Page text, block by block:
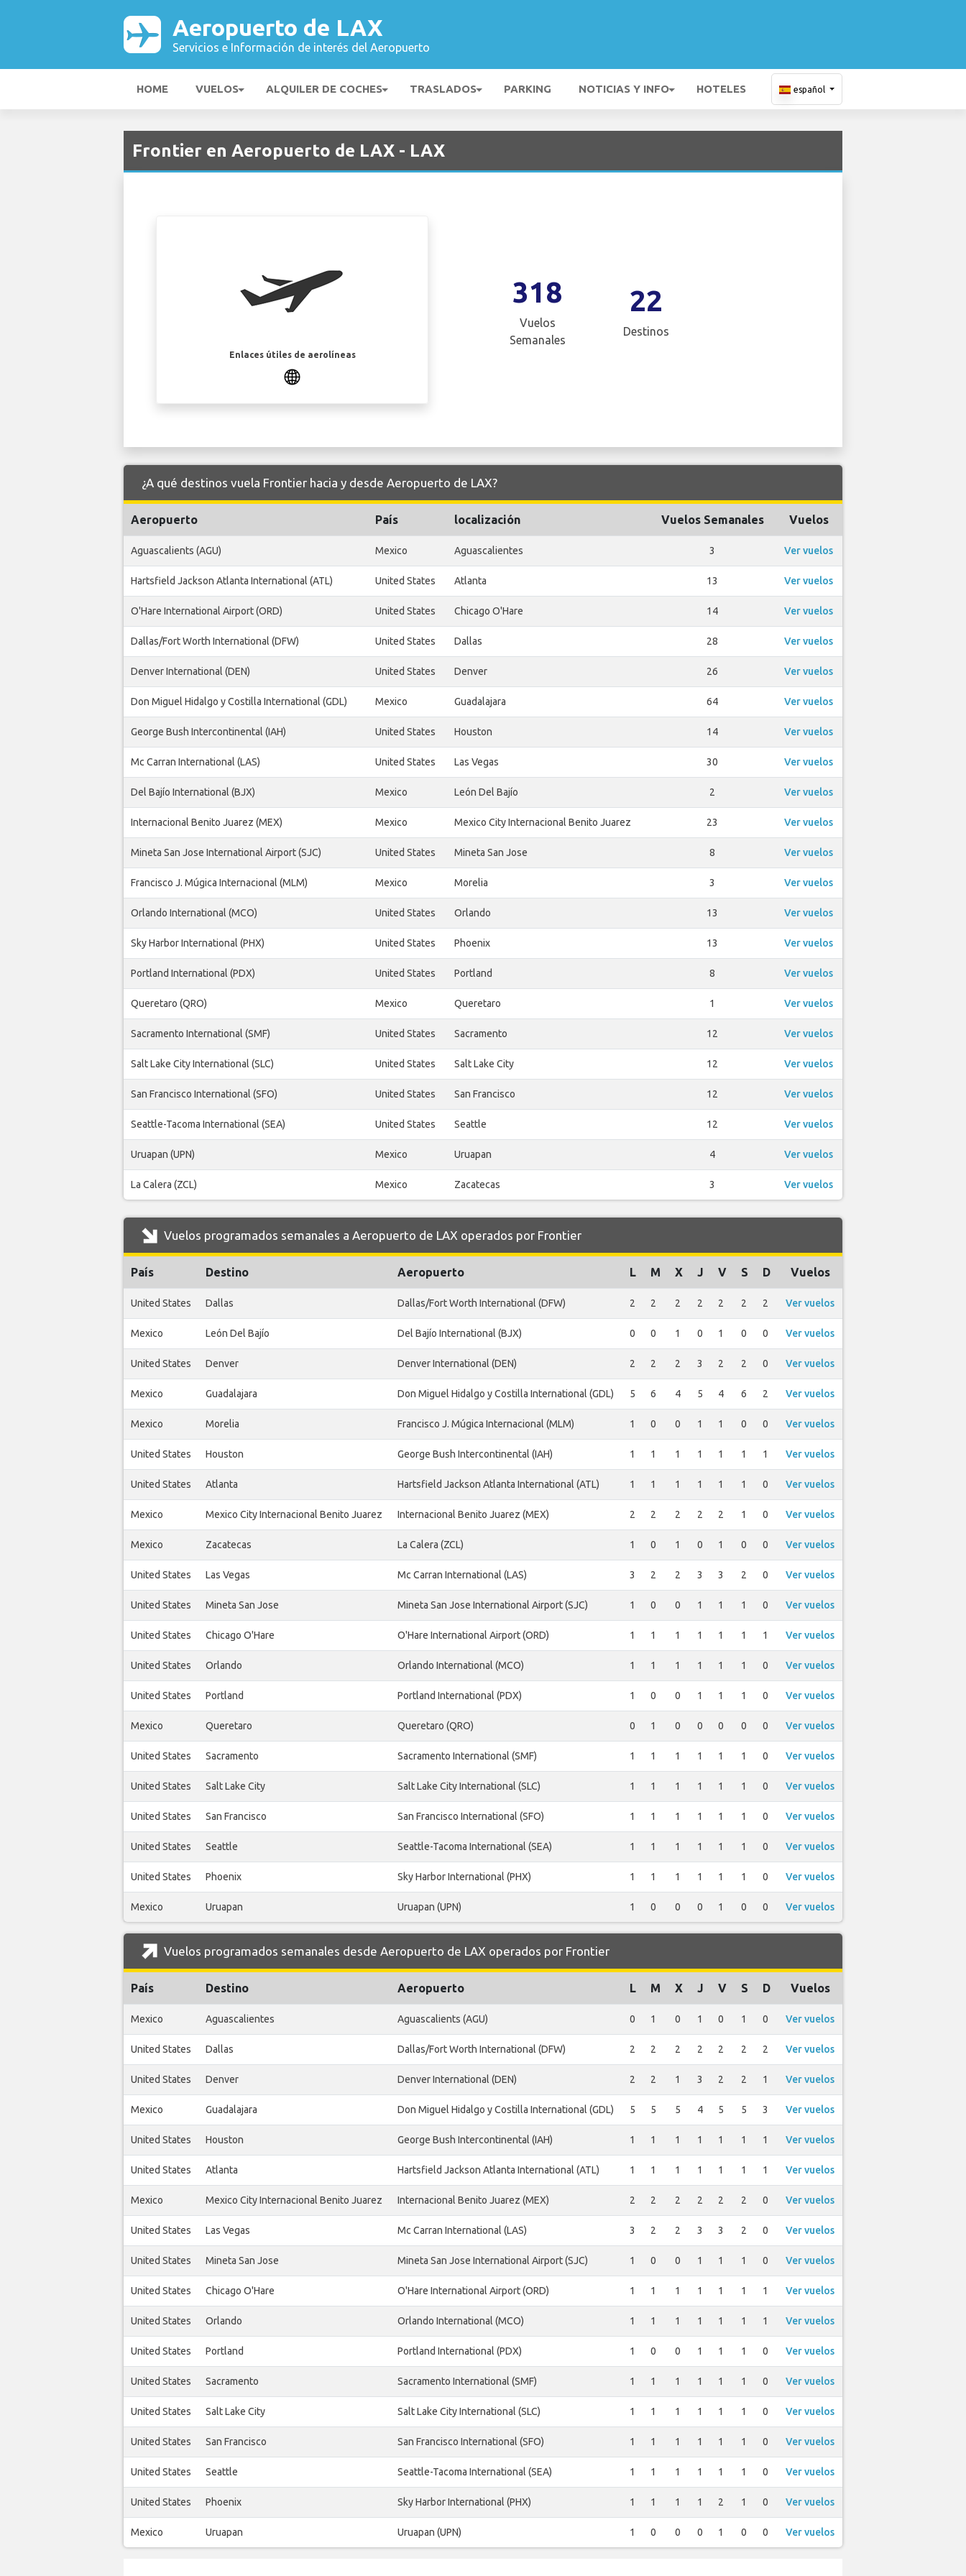
Aeropuerto de LAX
Servicios e Información de interés del Aeropuerto
HOME VUELOS ALQUILER DE COCHES TRASLADOS PARKING NOTICIAS Y INFO HOTELES español
Frontier en Aeropuerto de LAX - LAX
Enlaces útiles de aerolíneas
318
Vuelos
Semanales
22
Destinos
¿A qué destinos vuela Frontier hacia y desde Aeropuerto de LAX?
Aeropuerto País localización Vuelos Semanales Vuelos
Aguascalients (AGU) Mexico Aguascalientes 3 Ver vuelos
Hartsfield Jackson Atlanta International (ATL) United States Atlanta 13 Ver vuelos
O'Hare International Airport (ORD) United States Chicago O'Hare 14 Ver vuelos
Dallas/Fort Worth International (DFW) United States Dallas 28 Ver vuelos
Denver International (DEN) United States Denver 26 Ver vuelos
Don Miguel Hidalgo y Costilla International (GDL) Mexico Guadalajara 64 Ver vuelos
George Bush Intercontinental (IAH) United States Houston 14 Ver vuelos
Mc Carran International (LAS) United States Las Vegas 30 Ver vuelos
Del Bajío International (BJX) Mexico León Del Bajío 2 Ver vuelos
Internacional Benito Juarez (MEX) Mexico Mexico City Internacional Benito Juarez 23 Ver vuelos
Mineta San Jose International Airport (SJC) United States Mineta San Jose 8 Ver vuelos
Francisco J. Múgica Internacional (MLM) Mexico Morelia 3 Ver vuelos
Orlando International (MCO) United States Orlando 13 Ver vuelos
Sky Harbor International (PHX) United States Phoenix 13 Ver vuelos
Portland International (PDX) United States Portland 8 Ver vuelos
Queretaro (QRO) Mexico Queretaro 1 Ver vuelos
Sacramento International (SMF) United States Sacramento 12 Ver vuelos
Salt Lake City International (SLC) United States Salt Lake City 12 Ver vuelos
San Francisco International (SFO) United States San Francisco 12 Ver vuelos
Seattle-Tacoma International (SEA) United States Seattle 12 Ver vuelos
Uruapan (UPN) Mexico Uruapan 4 Ver vuelos
La Calera (ZCL) Mexico Zacatecas 3 Ver vuelos
Vuelos programados semanales a Aeropuerto de LAX operados por Frontier
País Destino Aeropuerto L M X J V S D Vuelos
United States Dallas Dallas/Fort Worth International (DFW) 2 2 2 2 2 2 2 Ver vuelos
Mexico León Del Bajío Del Bajío International (BJX) 0 0 1 0 1 0 0 Ver vuelos
United States Denver Denver International (DEN) 2 2 2 3 2 2 0 Ver vuelos
Mexico Guadalajara Don Miguel Hidalgo y Costilla International (GDL) 5 6 4 5 4 6 2 Ver vuelos
Mexico Morelia Francisco J. Múgica Internacional (MLM) 1 0 0 1 1 0 0 Ver vuelos
United States Houston George Bush Intercontinental (IAH) 1 1 1 1 1 1 1 Ver vuelos
United States Atlanta Hartsfield Jackson Atlanta International (ATL) 1 1 1 1 1 1 0 Ver vuelos
Mexico Mexico City Internacional Benito Juarez Internacional Benito Juarez (MEX) 2 2 2 2 2 1 0 Ver vuelos
Mexico Zacatecas La Calera (ZCL) 1 0 1 0 1 0 0 Ver vuelos
United States Las Vegas Mc Carran International (LAS) 3 2 2 3 3 2 0 Ver vuelos
United States Mineta San Jose Mineta San Jose International Airport (SJC) 1 0 0 1 1 1 0 Ver vuelos
United States Chicago O'Hare O'Hare International Airport (ORD) 1 1 1 1 1 1 1 Ver vuelos
United States Orlando Orlando International (MCO) 1 1 1 1 1 1 0 Ver vuelos
United States Portland Portland International (PDX) 1 0 0 1 1 1 0 Ver vuelos
Mexico Queretaro Queretaro (QRO) 0 1 0 0 0 0 0 Ver vuelos
United States Sacramento Sacramento International (SMF) 1 1 1 1 1 1 0 Ver vuelos
United States Salt Lake City Salt Lake City International (SLC) 1 1 1 1 1 1 0 Ver vuelos
United States San Francisco San Francisco International (SFO) 1 1 1 1 1 1 0 Ver vuelos
United States Seattle Seattle-Tacoma International (SEA) 1 1 1 1 1 1 0 Ver vuelos
United States Phoenix Sky Harbor International (PHX) 1 1 1 1 1 1 0 Ver vuelos
Mexico Uruapan Uruapan (UPN) 1 0 0 0 1 0 0 Ver vuelos
Vuelos programados semanales desde Aeropuerto de LAX operados por Frontier
País Destino Aeropuerto L M X J V S D Vuelos
Mexico Aguascalientes Aguascalients (AGU) 0 1 0 1 0 1 0 Ver vuelos
United States Dallas Dallas/Fort Worth International (DFW) 2 2 2 2 2 2 2 Ver vuelos
United States Denver Denver International (DEN) 2 2 1 3 2 2 1 Ver vuelos
Mexico Guadalajara Don Miguel Hidalgo y Costilla International (GDL) 5 5 5 4 5 5 3 Ver vuelos
United States Houston George Bush Intercontinental (IAH) 1 1 1 1 1 1 1 Ver vuelos
United States Atlanta Hartsfield Jackson Atlanta International (ATL) 1 1 1 1 1 1 1 Ver vuelos
Mexico Mexico City Internacional Benito Juarez Internacional Benito Juarez (MEX) 2 2 2 2 2 2 0 Ver vuelos
United States Las Vegas Mc Carran International (LAS) 3 2 2 3 3 2 0 Ver vuelos
United States Mineta San Jose Mineta San Jose International Airport (SJC) 1 0 0 1 1 1 0 Ver vuelos
United States Chicago O'Hare O'Hare International Airport (ORD) 1 1 1 1 1 1 1 Ver vuelos
United States Orlando Orlando International (MCO) 1 1 1 1 1 1 1 Ver vuelos
United States Portland Portland International (PDX) 1 0 0 1 1 1 0 Ver vuelos
United States Sacramento Sacramento International (SMF) 1 1 1 1 1 1 0 Ver vuelos
United States Salt Lake City Salt Lake City International (SLC) 1 1 1 1 1 1 0 Ver vuelos
United States San Francisco San Francisco International (SFO) 1 1 1 1 1 1 0 Ver vuelos
United States Seattle Seattle-Tacoma International (SEA) 1 1 1 1 1 1 0 Ver vuelos
United States Phoenix Sky Harbor International (PHX) 1 1 1 1 2 1 0 Ver vuelos
Mexico Uruapan Uruapan (UPN) 1 0 0 0 1 0 0 Ver vuelos